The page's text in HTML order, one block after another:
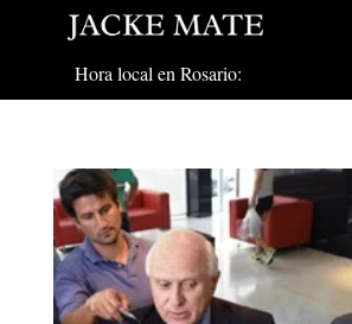
Hora local en Rosario: